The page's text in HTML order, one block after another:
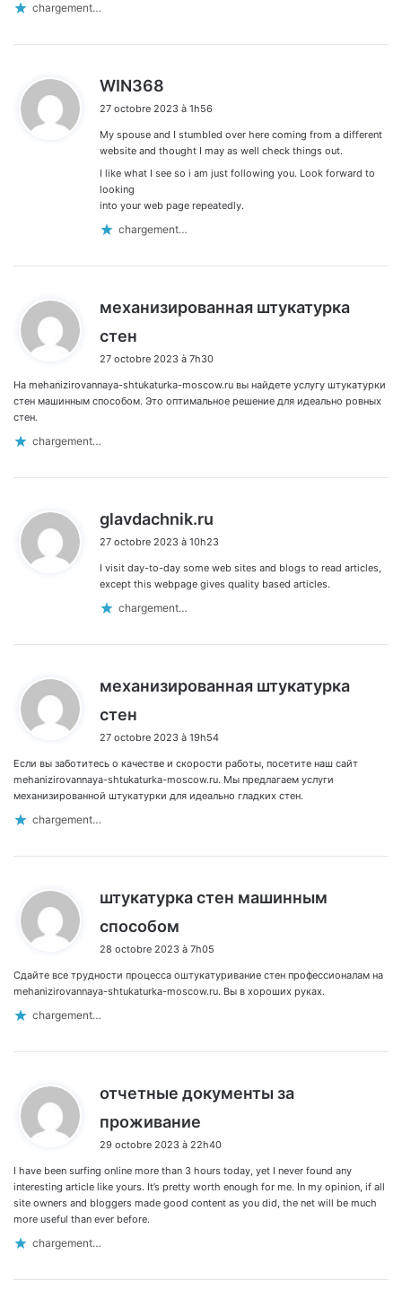
chargement…
WIN368
t
:
27 octobre 2023 à 1h56
My spouse and I stumbled over here coming from a different
website and thought I may as well check things out.
I like what I see so i am just following you. Look forward to
looking
into your web page repeatedly.
chargement…
механизированная штукатурка
стен
t
:
27 octobre 2023 à 7h30
На mehanizirovannaya-shtukaturka-moscow.ru вы найдете услугу штукатурки
стен машинным способом. Это оптимальное решение для идеально ровных
стен.
chargement…
glavdachnik.ru
t
:
27 octobre 2023 à 10h23
I visit day-to-day some web sites and blogs to read articles,
except this webpage gives quality based articles.
chargement…
механизированная штукатурка
стен
t
:
27 octobre 2023 à 19h54
Если вы заботитесь о качестве и скорости работы, посетите наш сайт
mehanizirovannaya-shtukaturka-moscow.ru. Мы предлагаем услуги
механизированной штукатурки для идеально гладких стен.
chargement…
штукатурка стен машинным
способом
t
:
28 octobre 2023 à 7h05
Сдайте все трудности процесса оштукатуривание стен профессионалам на
mehanizirovannaya-shtukaturka-moscow.ru. Вы в хороших руках.
chargement…
отчетные документы за
проживание
t
:
29 octobre 2023 à 22h40
I have been surfing online more than 3 hours today, yet I never found any
interesting article like yours. It’s pretty worth enough for me. In my opinion, if all
site owners and bloggers made good content as you did, the net will be much
more useful than ever before.
chargement…